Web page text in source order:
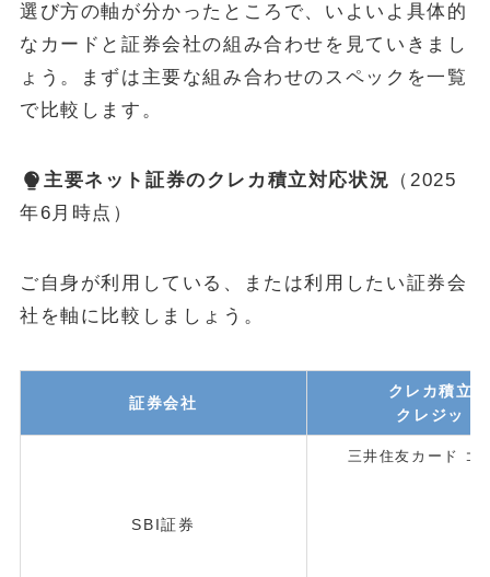
選び方の軸が分かったところで、いよいよ具体的
なカードと証券会社の組み合わせを見ていきまし
ょう。まずは主要な組み合わせのスペックを一覧
で比較します。
主要ネット証券のクレカ積立対応状況 （2025
年6月時点）
ご自身が利用している、または利用したい証券会
社を軸に比較しましょう。
証券会社
クレカ積立
クレジット
SBI証券
三井住友カード ゴ